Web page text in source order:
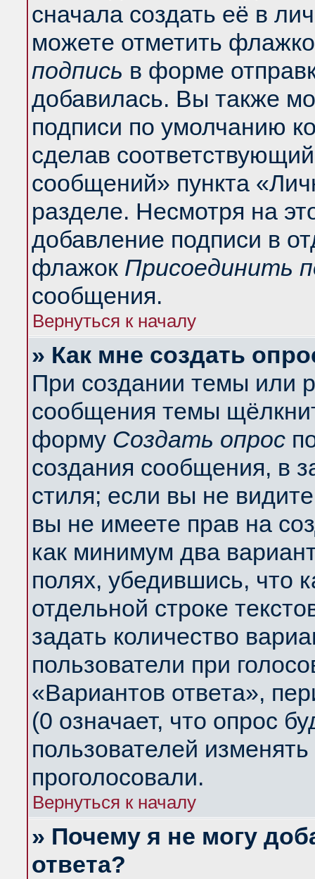
сначала создать её в
можете отметить
подпись в форме
добавилась. Вы также
подписи по умолчанию
сделав
сообщений» пункта
разделе. Несмотря на
добавление подписи в
флажок Присоединить
сообщения.
Вернуться к началу
» Как мне создать
При создании темы или
сообщения темы
форму Создать опрос
создания сообщения, в
стиля; если вы не
вы не имеете прав на
как минимум два
полях, убедившись, что
отдельной строке
задать количество
пользователи при
«Вариантов ответа»,
(0 означает, что опрос
пользователей
проголосовали.
Вернуться к началу
» Почему я не могу
ответа?